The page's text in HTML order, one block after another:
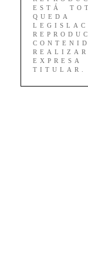
ESTÁ
QUEDA
TITULAR.